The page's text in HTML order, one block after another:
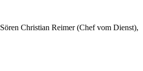
Christian Reimer (Chef vom Dienst),